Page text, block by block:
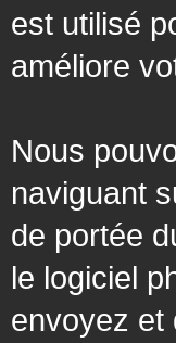
est utilisé
améliore
Nous
naviguant
de portée
le logiciel
envoyez et